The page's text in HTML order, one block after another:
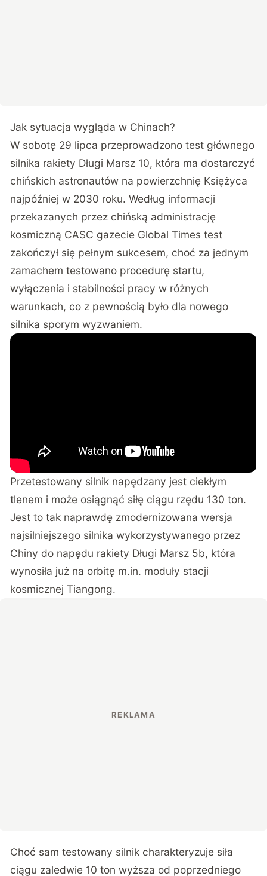
Jak sytuacja wygląda w Chinach?
W sobotę 29 lipca przeprowadzono test głównego
silnika rakiety Długi Marsz 10, która ma dostarczyć
chińskich astronautów na powierzchnię Księżyca
najpóźniej w 2030 roku. Według informacji
przekazanych przez chińską administrację
kosmiczną CASC gazecie Global Times test
zakończył się pełnym sukcesem, choć za jednym
zamachem testowano procedurę startu,
wyłączenia i stabilności pracy w różnych
warunkach, co z pewnością było dla nowego
silnika sporym wyzwaniem.
Przetestowany silnik napędzany jest ciekłym
tlenem i może osiągnąć siłę ciągu rzędu 130 ton.
Jest to tak naprawdę zmodernizowana wersja
najsilniejszego silnika wykorzystywanego przez
Chiny do napędu rakiety Długi Marsz 5b, która
wynosiła już na orbitę m.in. moduły stacji
kosmicznejTiangong.
Choć sam testowany silnik charakteryzuje siła
ciągu zaledwie 10 ton wyższa od poprzedniego